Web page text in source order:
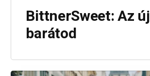
BittnerSweet: Az új
barátod